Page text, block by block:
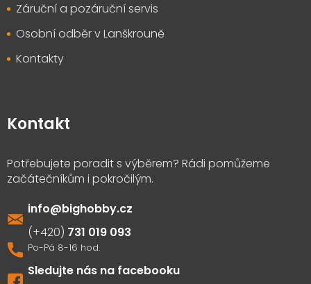
Záruční a pozáruční servis
Osobní odběr v Lanškrouně
Kontakty
Kontakt
info@bighobby.cz
731 019 093
Sledujte nás na facebooku